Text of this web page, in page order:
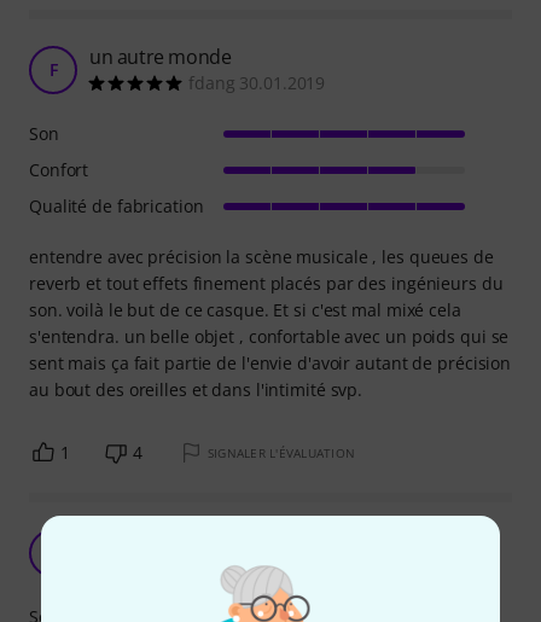
F un autre monde
fdang 30.01.2019
entendre avec précision la scène musicale , les queues de
reverb et tout effets finement placés par des ingénieurs du
son. voilà le but de ce casque. Et si c'est mal mixé cela
s'entendra. un belle objet , confortable avec un poids qui se
sent mais ça fait partie de l'envie d'avoir autant de précision
au bout des oreilles et dans l'intimité svp.
Son
Confort
Qualité de fabrication
1 4 SIGNALER L'ÉVALUATION
Corpseless 23.01.2021
Son